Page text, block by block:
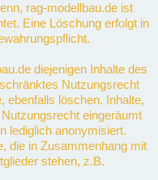
rag-modellbau.de ist
Eine Löschung erfolgt in
diejenigen Inhalte des
Nutzungsrecht
ebenfalls löschen. Inhalte,
eingeräumt
lediglich anonymisiert.
die in Zusammenhang mit
stehen, z.B.